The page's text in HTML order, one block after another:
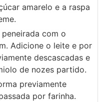
amarelo e a raspa
com o
Adicione o leite e por
descascadas e
de nozes partido.
previamente
por farinha.